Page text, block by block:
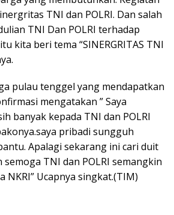
TNI dan POLRI. Dan salah
TNI Dan POLRI terhadap
kita beri tema “SINERGRITAS TNI
pulau tenggel yang mendapatkan
mengatakan ” Saya
banyak kepada TNI dan POLRI
pribadi sungguh
Apalagi sekarang ini cari duit
semoga TNI dan POLRI semangkin
NKRI” Ucapnya singkat.(TIM)